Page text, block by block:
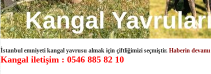
İstanbul emniyeti kangal yavrusu almak için çiftliğimizi seçmiştir. Haberin
Kangal iletişim : 0546 885 82 10